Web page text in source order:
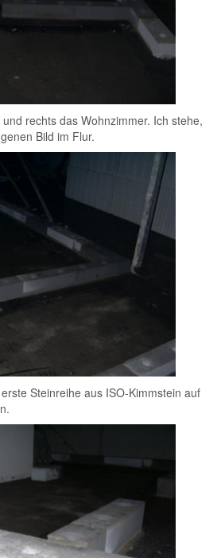
rechts das Wohnzimmer. Ich stehe,
Bild im Flur.
Steinreihe aus ISO-Kimmstein auf